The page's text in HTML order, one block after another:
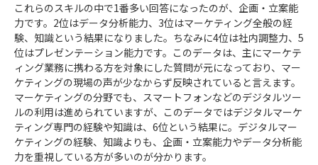
これらのスキルの中で1番多い回答になったのが、企画・立案能
力です。2位はデータ分析能力、3位はマーケティング全般の経
験、知識という結果になりました。ちなみに4位は社内調整力、5
位はプレゼンテーション能力です。このデータは、主にマーケテ
ィング業務に携わる方を対象にした質問が元になっており、マー
ケティングの現場の声が少なからず反映されていると言えます。
マーケティングの分野でも、スマートフォンなどのデジタルツー
ルの利用は進められていますが、このデータではデジタルマーケ
ティング専門の経験や知識は、6位という結果に。デジタルマー
ケティングの経験、知識よりも、企画・立案能力やデータ分析能
力を重視している方が多いのが分かります。